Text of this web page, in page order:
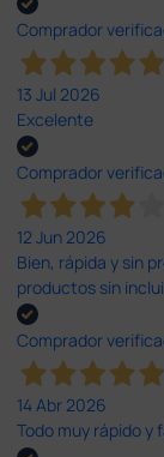
Comprador
13 Jul 2026
Excelente
Comprador
12 Jun 2026
Bien, rápida y sin
productos sin
Comprador
14 Abr 2026
Todo muy rápido y